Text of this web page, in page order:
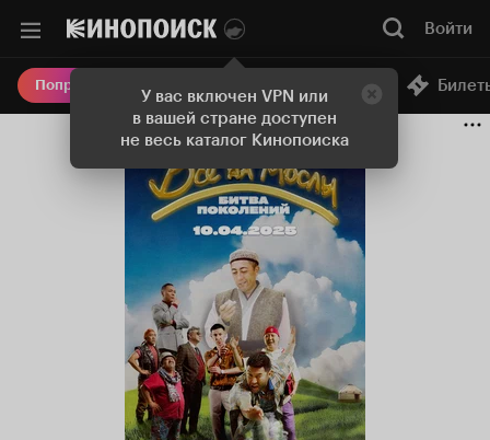
У вас включен VPN или
в вашей стране доступен
не весь каталог Кинопоиска
Войти
Попробовать Плюс Онлайн-кинотеатр